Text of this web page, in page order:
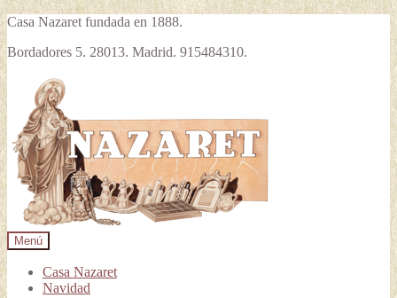
Casa Nazaret fundada en 1888.
Bordadores 5. 28013. Madrid. 915484310.
la
navegación
contenido
Menú
Casa Nazaret
Navidad